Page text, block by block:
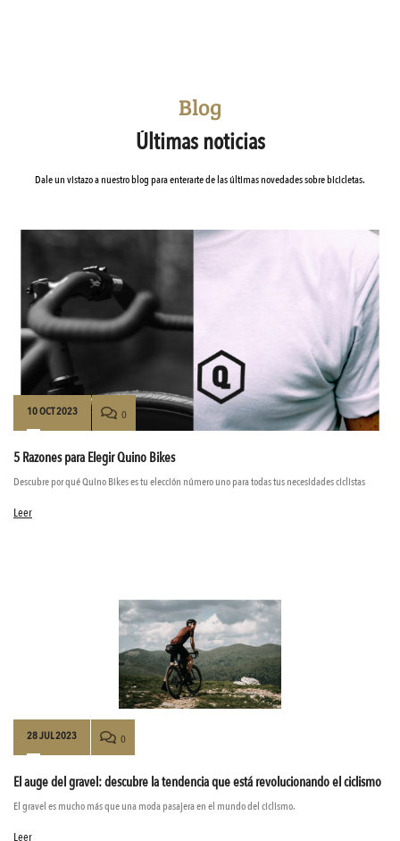
Blog
Últimas noticias
Dale un vistazo a nuestro blog para enterarte de las últimas novedades sobre bicicletas.
10 OCT 2023 0
5 Razones para Elegir Quino Bikes
Descubre por qué Quino Bikes es tu elección número uno para todas tus necesidades ciclistas
Leer
28 JUL 2023 0
El auge del gravel: descubre la tendencia que está revolucionando el ciclismo
El gravel es mucho más que una moda pasajera en el mundo del ciclismo.
Leer